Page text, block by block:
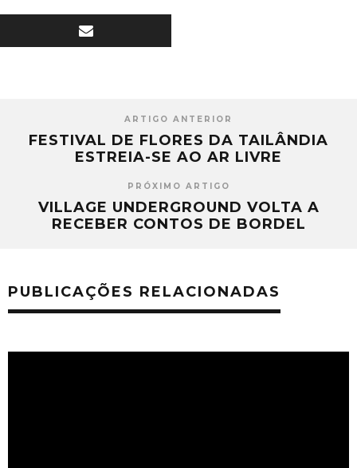
ARTIGO ANTERIOR
FESTIVAL DE FLORES DA TAILÂNDIA
ESTREIA-SE AO AR LIVRE
PRÓXIMO ARTIGO
VILLAGE UNDERGROUND VOLTA A
RECEBER CONTOS DE BORDEL
PUBLICAÇÕES RELACIONADAS